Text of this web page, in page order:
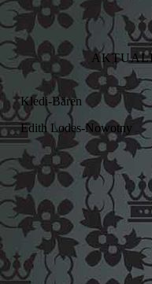
Kledi-Bären
Edith Lodes-Nowotny